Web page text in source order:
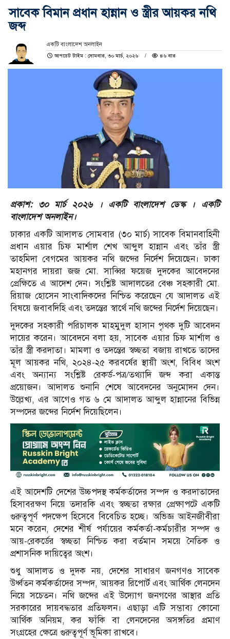
সাবেক বিমান প্রধান হান্নান ও স্ত্রীর আয়কর নথি
জব্দ
একটি বাংলাদেশ অনলাইন
আপডেট টাইম : সোমবার, ৩০ মার্চ, ২০২৬
৪৬ বার
প্রকাশ: ৩০ মার্চ ২০২৬ । একটি বাংলাদেশ ডেস্ক । একটি
বাংলাদেশ অনলাইন।
ঢাকার একটি আদালত সোমবার (৩০ মার্চ) সাবেক বিমানবাহিনী
প্রধান এয়ার চিফ মার্শাল শেখ আব্দুল হান্নান এবং তাঁর স্ত্রী
তাহমিদা বেগমের আয়কর নথি জব্দের নির্দেশ দিয়েছেন। ঢাকা
মহানগর দায়রা জজ মো. সাব্বির ফয়েজ দুদকের আবেদনের
প্রেক্ষিতে এ আদেশ দেন। সংশ্লিষ্ট আদালতের বেঞ্চ সহকারী মো.
রিয়াজ হোসেন সাংবাদিকদের নিশ্চিত করেছেন যে আদালত এই
বিষয়ে জবাবদিহি এবং তদন্তের স্বার্থে নথি জব্দের নির্দেশ দিয়েছেন।
দুদকের সহকারী পরিচালক মাহমুদুল হাসান পৃথক দুটি আবেদন
দায়ের করেন। আবেদনে বলা হয়, সাবেক এয়ার চিফ মার্শাল ও
তাঁর স্ত্রী করদাতা। মামলা ও তদন্তের স্বচ্ছতা বজায় রাখতে তাদের
মূল আয়কর নথি, ২০২৪-২৫ করবর্ষের স্থায়ী অংশ, বিবিধ অংশ
এবং অন্যান্য সংশ্লিষ্ট রেকর্ড-পত্র/তথ্যাদি জব্দ করা একান্ত
প্রয়োজন। আদালত শুনানি শেষে আবেদনের অনুমোদন দেন।
উল্লেখ্য, এর আগেও গত ৬ মে আদালত আব্দুল হান্নানের বিভিন্ন
সম্পদের জব্দের নির্দেশ দিয়েছিলেন।
এই আদেশটি দেশের উচ্চপদস্থ কর্মকর্তাদের সম্পদ ও করদাতাদের
হিসাবরক্ষণ নিয়ে তদারকি এবং স্বচ্ছতা রক্ষার প্রেক্ষাপটে একটি
গুরুত্বপূর্ণ পদক্ষেপ হিসেবে বিবেচিত হচ্ছে। অভিজ্ঞ আইনজীবীরা
মনে করেন, দেশের শীর্ষ পর্যায়ের কর্মকর্তা-কর্মচারীর সম্পদ ও
আয়-রেকর্ডের স্বচ্ছতা নিশ্চিত করা বর্তমান সময়ে নৈতিক ও
প্রশাসনিক দায়িত্বের অংশ।
শুধু আদালত ও দুদক নয়, দেশের সাধারণ জনগণও সাবেক
উর্ধ্বতন কর্মকর্তাদের সম্পদ, আয়কর রিপোর্ট এবং আর্থিক লেনদেন
নিয়ে সচেতন। নথি জব্দের এই উদ্যোগ জনগণের আস্থার প্রতি
সরকারের দায়বদ্ধতার প্রতিফলন। এছাড়া এটি সম্ভাব্য কোনো
আর্থিক অনিয়ম, কর ফাঁকি বা লেনদেনের অসঙ্গতির প্রমাণ
সংগ্রহের ক্ষেত্রে গুরুত্বপূর্ণ ভূমিকা রাখবে।